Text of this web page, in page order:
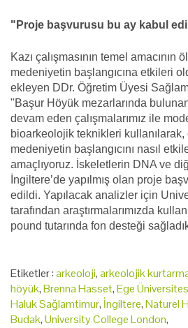
"Proje başvurusu bu ay kabul
Kazı çalışmasının temel amacının
medeniyetin başlangıcına etkileri
ekleyen DDr. Öğretim Üyesi
"Başur Höyük mezarlarında
devam eden çalışmalarımız ile
bioarkeolojik teknikleri
medeniyetin başlangıcını nasıl
amaçlıyoruz. İskeletlerin DNA ve
İngiltere’de yapılmış olan proje
edildi. Yapılacak analizler için
tarafından araştırmalarımızda
pound tutarında fon desteği
Etiketler :arkeoloji,arkeolojik kurtarma
höyük,Brenna Hasset,Ege
Haluk Sağlamtimur, İngiltere,Naturel
Budak,University College London,